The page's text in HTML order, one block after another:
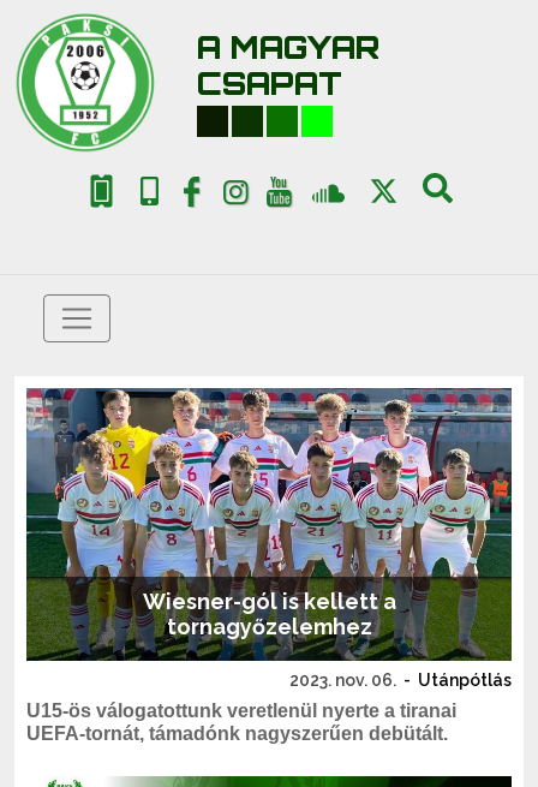
A MAGYAR
CSAPAT
Wiesner-gól is kellett a
tornagyőzelemhez
2023. nov. 06. - Utánpótlás
U15-ös válogatottunk veretlenül nyerte a tiranai
UEFA-tornát, támadónk nagyszerűen debütált.